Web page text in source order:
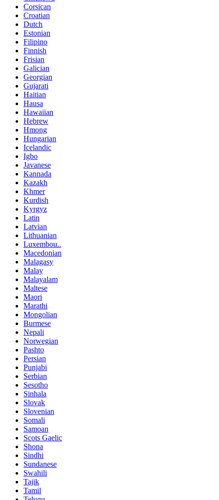
Corsican
Croatian
Dutch
Estonian
Filipino
Finnish
Frisian
Galician
Georgian
Gujarati
Haitian
Hausa
Hawaiian
Hebrew
Hmong
Hungarian
Icelandic
Igbo
Javanese
Kannada
Kazakh
Khmer
Kurdish
Kyrgyz
Latin
Latvian
Lithuanian
Luxembou..
Macedonian
Malagasy
Malay
Malayalam
Maltese
Maori
Marathi
Mongolian
Burmese
Nepali
Norwegian
Pashto
Persian
Punjabi
Serbian
Sesotho
Sinhala
Slovak
Slovenian
Somali
Samoan
Scots Gaelic
Shona
Sindhi
Sundanese
Swahili
Tajik
Tamil